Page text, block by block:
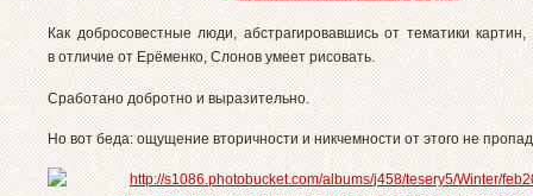
Как добросовестные люди, абстрагировавшись от тематики картин,
в отличие от Ерёменко, Слонов умеет рисовать.
Сработано добротно и выразительно.
Но вот беда: ощущение вторичности и никчемности от этого не